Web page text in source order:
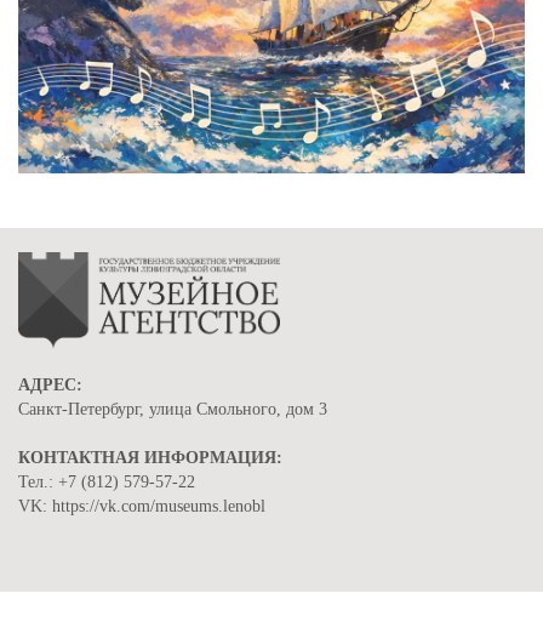
АДРЕС:
Санкт-Петербург, улица Смольного, дом 3
КОНТАКТНАЯ ИНФОРМАЦИЯ:
Тел.: +7 (812) 579-57-22
VK: https://vk.com/museums.lenobl